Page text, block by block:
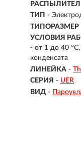
ТИП -
ТИПОРАЗМЕР
УСЛОВИЯ
- от 1 до 40
конденсата
ЛИНЕЙКА -
СЕРИЯ - UER
ВИД -